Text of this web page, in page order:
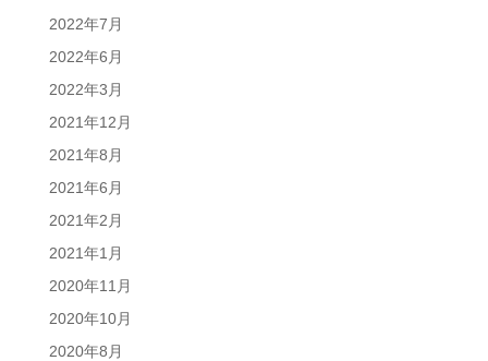
2022年7月
2022年6月
2022年3月
2021年12月
2021年8月
2021年6月
2021年2月
2021年1月
2020年11月
2020年10月
2020年8月